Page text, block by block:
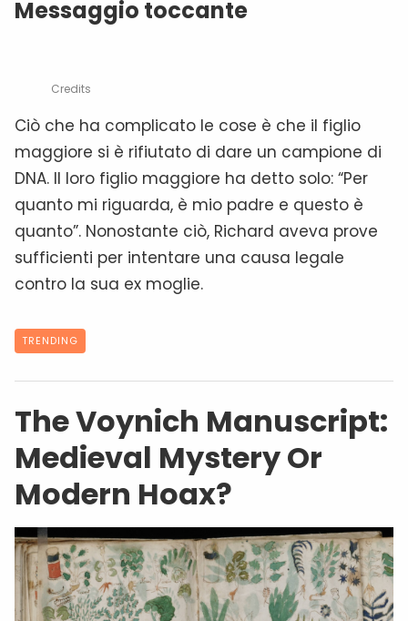
Messaggio toccante
Credits
Ciò che ha complicato le cose è che il figlio
maggiore si è rifiutato di dare un campione di
DNA. Il loro figlio maggiore ha detto solo: “Per
quanto mi riguarda, è mio padre e questo è
quanto”. Nonostante ciò, Richard aveva prove
sufficienti per intentare una causa legale
contro la sua ex moglie.
TRENDING
The Voynich Manuscript:
Medieval Mystery Or
Modern Hoax?